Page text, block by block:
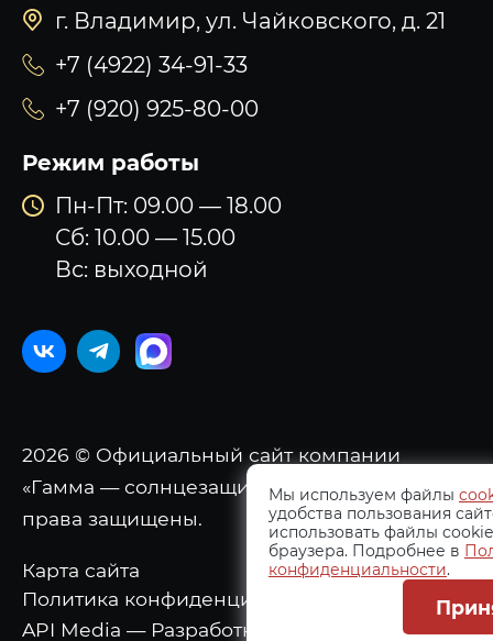
г. Владимир, ул. Чайковского, д. 21
+7 (4922) 34-91-33
+7 (920) 925-80-00
Режим работы
Пн-Пт: 09.00 — 18.00
Сб: 10.00 — 15.00
Вс: выходной
2026 © Официальный сайт компании
«Гамма — солнцезащитные системы». Все
права защищены.
Карта сайта
Политика конфиденциальности
API Media — Разработка и продвижение
Мы используем файлы
удобства пользования
использовать файлы
браузера. Подробнее в
конфиденциальности.